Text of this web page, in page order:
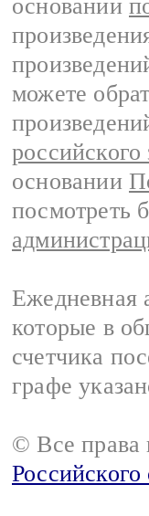
основании
можете
российского
основании
посмотреть
Ежедневная
которые в
счетчика
графе
© Все права